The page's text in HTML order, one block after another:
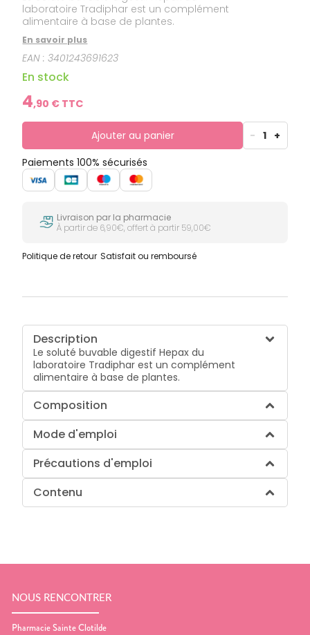
laboratoire Tradiphar est un complément
alimentaire à base de plantes.
En savoir plus
EAN :3401243691623
En stock
4,90 € TTC
Ajouter au panier - 1 +
Paiements 100% sécurisés
Livraison par la pharmacie
À partir de 6,90€, offert à partir 59,00€
Politique de retour Satisfait ou remboursé
Description
Le soluté buvable digestif Hepax du
laboratoire Tradiphar est un complément
alimentaire à base de plantes.
Composition
Mode d'emploi
Précautions d'emploi
Contenu
NOUS RENCONTRER
Pharmacie Sainte Clotilde